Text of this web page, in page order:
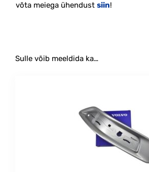
võta meiega ühendust siin!
Sulle võib meeldida ka…